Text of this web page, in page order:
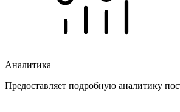
Аналитика
Предоставляет подробную аналитику